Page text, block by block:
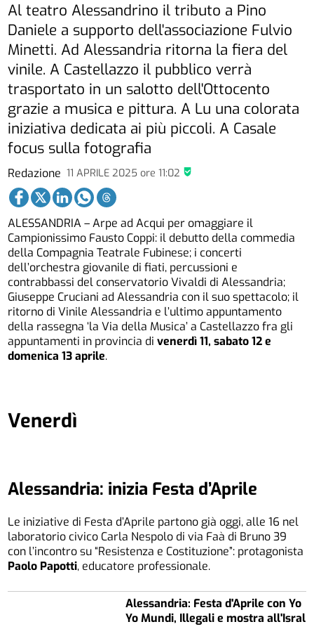
Redazione 11 APRILE 2025ore 11:02
Al teatro Alessandrino il tributo a Pino
Daniele a supporto dell'associazione Fulvio
Minetti. Ad Alessandria ritorna la fiera del
vinile. A Castellazzo il pubblico verrà
trasportato in un salotto dell'Ottocento
grazie a musica e pittura. A Lu una colorata
iniziativa dedicata ai più piccoli. A Casale
focus sulla fotografia
ALESSANDRIA – Arpe ad Acqui per omaggiare il
Campionissimo Fausto Coppi: il debutto della commedia
della Compagnia Teatrale Fubinese; i concerti
dell’orchestra giovanile di fiati, percussioni e
contrabbassi del conservatorio Vivaldi di Alessandria;
Giuseppe Cruciani ad Alessandria con il suo spettacolo; il
ritorno di Vinile Alessandria e l’ultimo appuntamento
della rassegna ‘la Via della Musica’ a Castellazzo fra gli
appuntamenti in provincia divenerdì 11, sabato 12 e
domenica 13 aprile.
Venerdì
Alessandria: inizia Festa d’Aprile
Le iniziative di Festa d’Aprile partono già oggi, alle 16 nel
laboratorio civico Carla Nespolo di via Faà di Bruno 39
con l’incontro su “Resistenza e Costituzione”: protagonista
Paolo Papotti, educatore professionale.
Alessandria: Festa d'Aprile con Yo
Yo Mundi, Illegali e mostra all'Isral